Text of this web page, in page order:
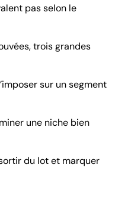
pas selon le
trois grandes
sur un segment
une niche bien
du lot et marquer